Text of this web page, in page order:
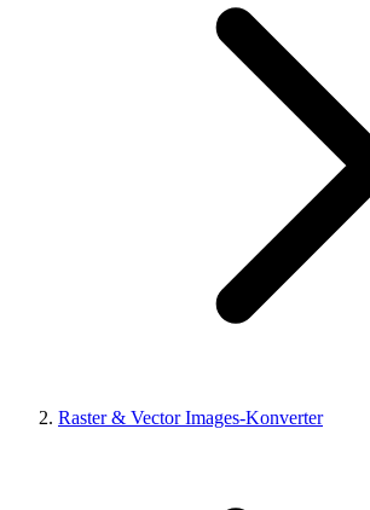
Raster & Vector Images-Konverter